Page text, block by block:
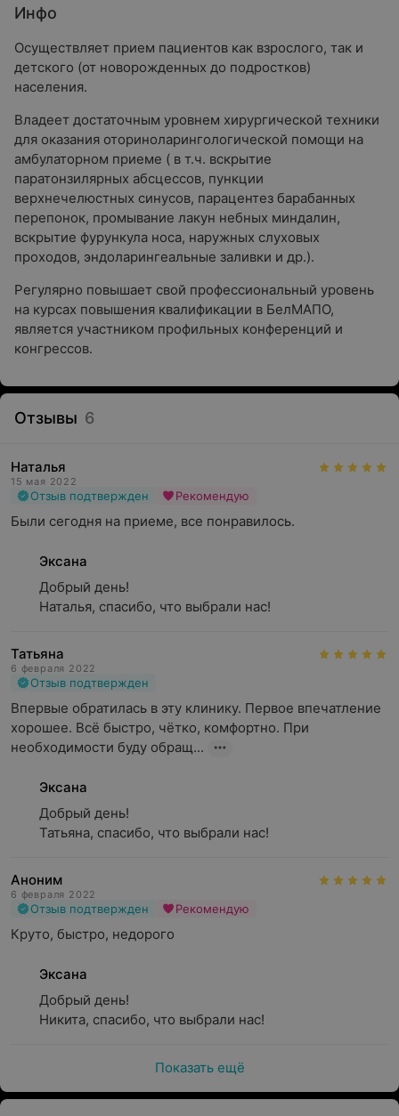
Инфо
Осуществляет прием пациентов как взрослого, так и
детского (от новорожденных до подростков)
населения.
Владеет достаточным уровнем хирургической техники
для оказания оториноларингологической помощи на
амбулаторном приеме ( в т.ч. вскрытие
паратонзилярных абсцессов, пункции
верхнечелюстных синусов, парацентез барабанных
перепонок, промывание лакун небных миндалин,
вскрытие фурункула носа, наружных слуховых
проходов, эндоларингеальные заливки и др.).
Регулярно повышает свой профессиональный уровень
на курсах повышения квалификации в БелМАПО,
является участником профильных конференций и
конгрессов.
Отзывы 6
Наталья
15 мая 2022
Отзыв подтвержден Рекомендую
Были сегодня на приеме, все понравилось.
Эксана
Добрый день!
Наталья, спасибо, что выбрали нас!
Татьяна
6 февраля 2022
Отзыв подтвержден
Впервые обратилась в эту клинику. Первое впечатление
хорошее. Всё быстро, чётко, комфортно. При
необходимости буду обращ...
Эксана
Добрый день!
Татьяна, спасибо, что выбрали нас!
Аноним
6 февраля 2022
Отзыв подтвержден Рекомендую
Круто, быстро, недорого
Эксана
Добрый день!
Никита, спасибо, что выбрали нас!
Показать ещё